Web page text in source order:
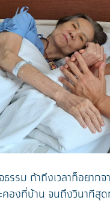
รรม ถ้าถึงเวลาก็อยาก
องที่บ้าน จนถึงวินาทีสุ